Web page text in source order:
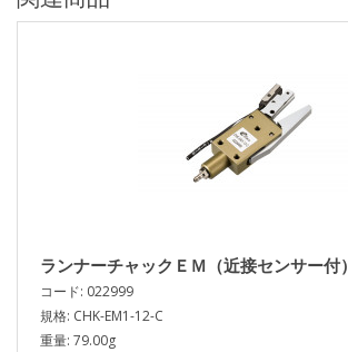
ランナーチャックＥＭ（近接センサー付）
コード: 022999
規格: CHK-EM1-12-C
重量: 79.00g